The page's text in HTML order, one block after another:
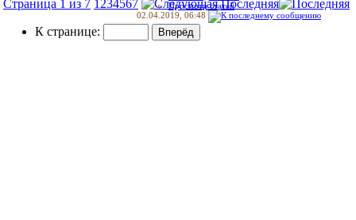
Просмотр статей
02.04.2019, 06:48
Страница 1 из 7 1 234567 Последняя
К странице: